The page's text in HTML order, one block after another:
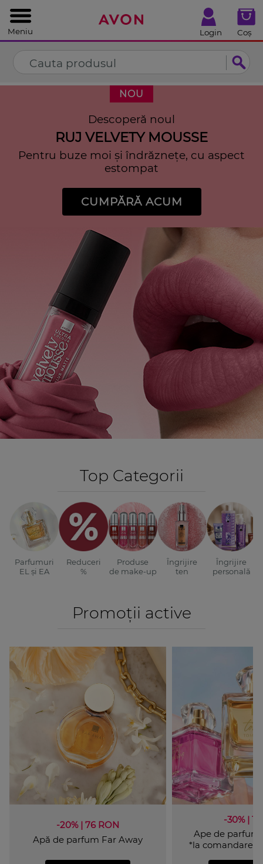
Meniu Login Coș
NOU
Descoperă noul
RUJ VELVETY MOUSSE
Pentru buze moi și îndrăznețe, cu aspect
estompat
CUMPĂRĂ ACUM
Top Categorii
Parfumuri
EL și EA
Reduceri
%
Produse
de make-up
Îngrijire
ten
Îngrijire
personală
Promoții active
-20% | 76 RON
Apă de parfum Far Away
-30% |
Ape de parfum
*la comandarea
Închide